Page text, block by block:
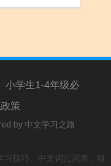
小学生1-4年级必
策
by 中文学习之路
技巧、中文词汇词库，组